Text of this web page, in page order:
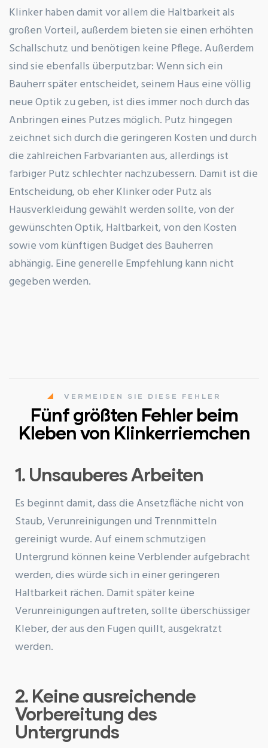
Klinker haben damit vor allem die Haltbarkeit als
großen Vorteil, außerdem bieten sie einen erhöhten
Schallschutz und benötigen keine Pflege. Außerdem
sind sie ebenfalls überputzbar: Wenn sich ein
Bauherr später entscheidet, seinem Haus eine völlig
neue Optik zu geben, ist dies immer noch durch das
Anbringen eines Putzes möglich. Putz hingegen
zeichnet sich durch die geringeren Kosten und durch
die zahlreichen Farbvarianten aus, allerdings ist
farbiger Putz schlechter nachzubessern. Damit ist die
Entscheidung, ob eher Klinker oder Putz als
Hausverkleidung gewählt werden sollte, von der
gewünschten Optik, Haltbarkeit, von den Kosten
sowie vom künftigen Budget des Bauherren
abhängig. Eine generelle Empfehlung kann nicht
gegeben werden.
VERMEIDEN SIE DIESE FEHLER
Fünf größten Fehler beim
Kleben von Klinkerriemchen
1. Unsauberes Arbeiten
Es beginnt damit, dass die Ansetzfläche nicht von
Staub, Verunreinigungen und Trennmitteln
gereinigt wurde. Auf einem schmutzigen
Untergrund können keine Verblender aufgebracht
werden, dies würde sich in einer geringeren
Haltbarkeit rächen. Damit später keine
Verunreinigungen auftreten, sollte überschüssiger
Kleber, der aus den Fugen quillt, ausgekratzt
werden.
2. Keine ausreichende
Vorbereitung des
Untergrunds